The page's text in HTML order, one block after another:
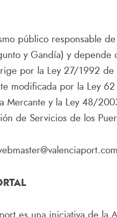
público responsable
y Gandía) y
por la Ley 27/1992
modificada por la Ley
Mercante y la Ley 48/
de Servicios de los